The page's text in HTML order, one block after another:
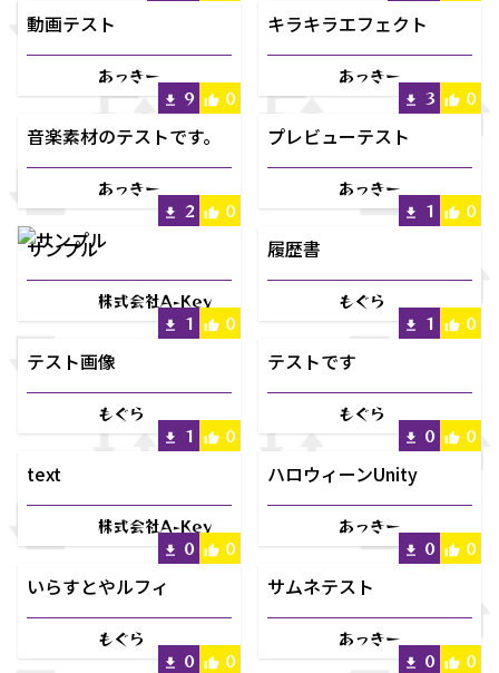
動画テスト
あっきー
キラキラエフェクト
あっきー
9
0
音楽素材のテストです。
あっきー
3 0
プレビューテスト
あっきー
2
0
サンプル
株式会社A-Key
1 0
履歴書
もぐら
1
0
テスト画像
もぐら
1 0
テストです
もぐら
1
0
text
株式会社A-Key
0 0
ハロウィーンUnity
あっきー
0
0
いらすとやルフィ
もぐら
0 0
サムネテスト
あっきー
0
0 0 0